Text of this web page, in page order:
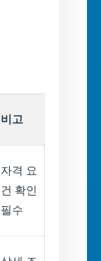
비고
자격 요
건 확인
필수